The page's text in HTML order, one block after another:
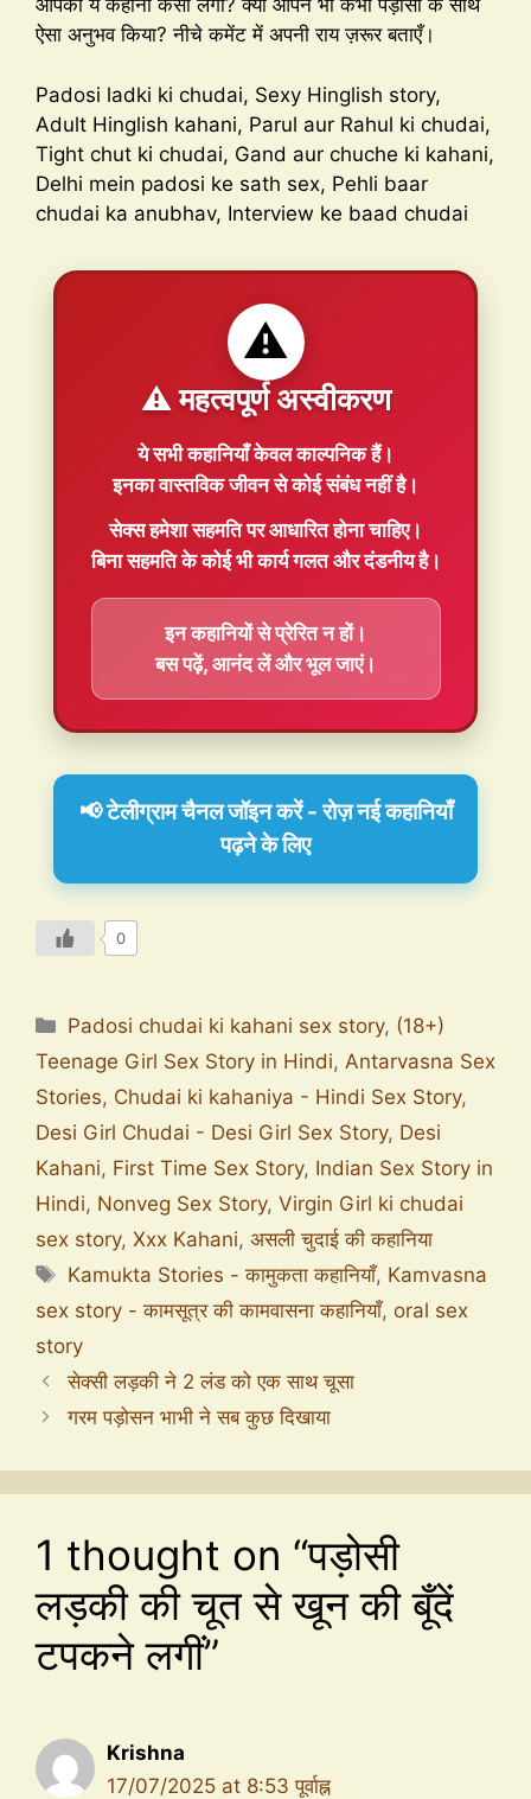
आपको ये कहानी कैसी लगी? क्या आपने भी कभी पड़ोसी के साथ
ऐसा अनुभव किया? नीचे कमेंट में अपनी राय ज़रूर बताएँ।
Padosi ladki ki chudai, Sexy Hinglish story,
Adult Hinglish kahani, Parul aur Rahul ki chudai,
Tight chut ki chudai, Gand aur chuche ki kahani,
Delhi mein padosi ke sath sex, Pehli baar
chudai ka anubhav, Interview ke baad chudai
⚠️
⚠️ महत्वपूर्ण अस्वीकरण
ये सभी कहानियाँकेवल काल्पनिकहैं।
इनका वास्तविक जीवन से कोई संबंध नहीं है।
सेक्स हमेशासहमतिपर आधारित होना चाहिए।
बिना सहमति के कोई भी कार्य गलत और दंडनीय है।
इन कहानियों से प्रेरित न हों।
बस पढ़ें, आनंद लें और भूल जाएं।
📢 टेलीग्राम चैनल जॉइन करें - रोज़ नई कहानियाँ
पढ़ने के लिए
0
Padosi chudai ki kahani sex story, (18+)
Teenage Girl Sex Story in Hindi, Antarvasna Sex
Stories, Chudai ki kahaniya - Hindi Sex Story,
Desi Girl Chudai - Desi Girl Sex Story, Desi
Kahani, First Time Sex Story, Indian Sex Story in
Hindi, Nonveg Sex Story, Virgin Girl ki chudai
sex story, Xxx Kahani, असली चुदाई की कहानिया
Kamukta Stories - कामुकता कहानियाँ, Kamvasna
sex story - कामसूत्र की कामवासना कहानियाँ, oral sex
story
सेक्सी लड़की ने 2 लंड को एक साथ चूसा
गरम पड़ोसन भाभी ने सब कुछ दिखाया
1 thought on “पड़ोसी
लड़की की चूत से खून की बूँदें
टपकने लगीं”
Krishna
17/07/2025 at 8:53 पूर्वाह्न